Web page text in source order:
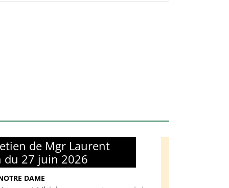
de Mgr Laurent
du 27 juin 2026
DAME